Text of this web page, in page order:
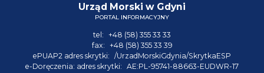
Urząd Morski w Gdyni
PORTAL INFORMACYJNY
tel: +48 (58) 355 33 33
fax: +48 (58) 355 33 39
ePUAP2 adres skrytki: /UrzadMorskiGdynia/SkrytkaESP
e-Doręczenia: adres skrytki: AE:PL-95741-88663-EUDWR-17